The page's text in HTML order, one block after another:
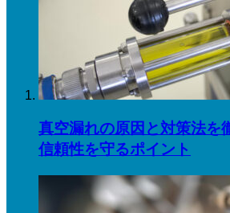
真空漏れの原因と対策法を
信頼性を守るポイント